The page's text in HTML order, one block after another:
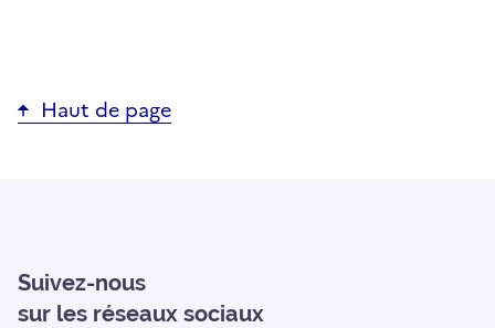
Haut de page
Suivez-nous
sur les réseaux sociaux